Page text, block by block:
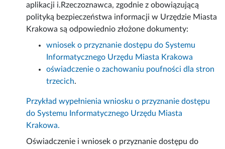
aplikacji i.Rzeczoznawca, zgodnie z obowiązującą
polityką bezpieczeństwa informacji w Urzędzie Miasta
Krakowa są odpowiednio złożone dokumenty:
wniosek o przyznanie dostępu do Systemu
Informatycznego Urzędu Miasta Krakowa
oświadczenie o zachowaniu poufności dla stron
trzecich.
Przykład wypełnienia wniosku o przyznanie dostępu
do Systemu Informatycznego Urzędu Miasta
Krakowa.
Oświadczenie i wniosek o przyznanie dostępu do